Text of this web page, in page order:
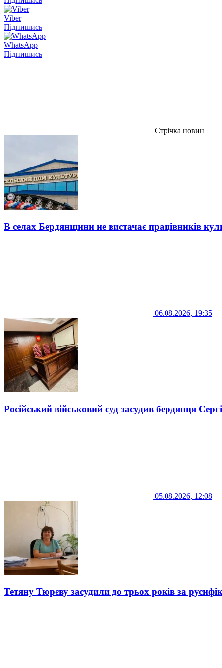
Viber
Підпишись
WhatsApp
Підпишись
Стрічка новин
В селах Бердянщини не вистачає працівників
06.08.2026, 19:35
Російський військовий суд засудив бердянця
05.08.2026, 12:08
Тетяну Тюрєву засудили до трьох років за